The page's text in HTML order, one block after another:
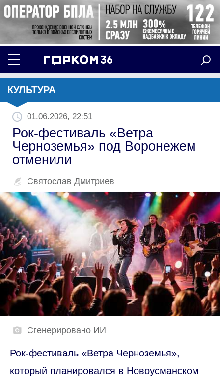
КУЛЬТУРА
01.06.2026, 22:51
Рок-фестиваль «Ветра
Черноземья» под Воронежем
отменили
Святослав Дмитриев
Сгенерировано ИИ
Рок-фестиваль «Ветра Черноземья»,
который планировался в Новоусманском